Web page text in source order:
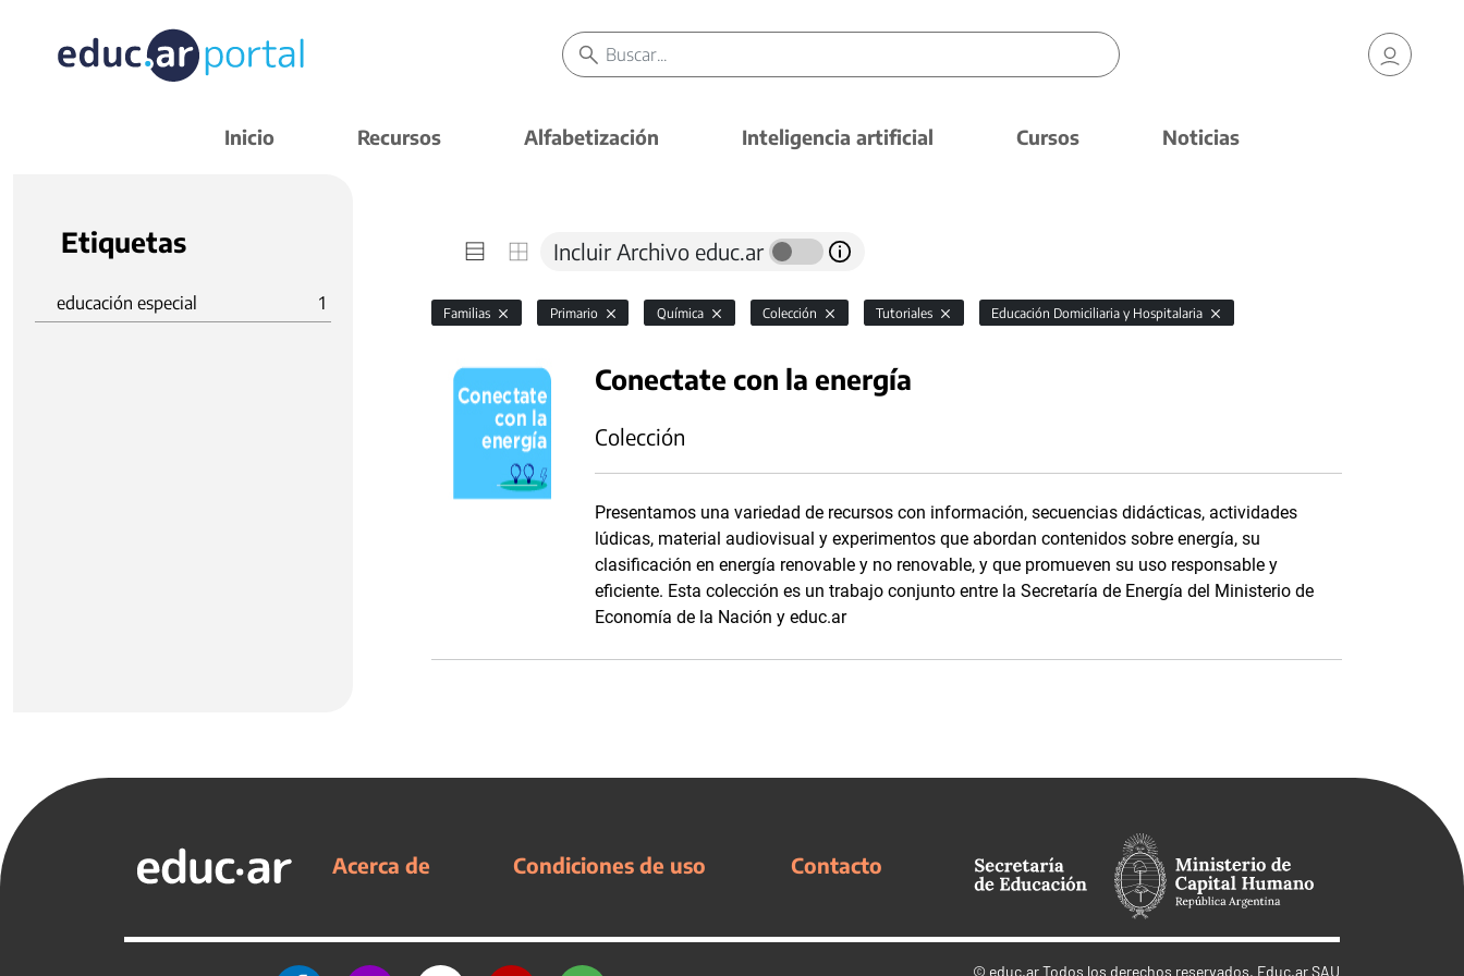
Inicio Recursos Alfabetización Inteligencia artificial Cursos Noticias
Etiquetas
educación especial 1
Incluir Archivo educ.ar
Familias Primario Química Colección Tutoriales Educación Domiciliaria y Hospitalaria
Conectate con la energía
Colección
Presentamos una variedad de recursos con información, secuencias didácticas, actividades
lúdicas, material audiovisual y experimentos que abordan contenidos sobre energía, su
clasificación en energía renovable y no renovable, y que promueven su uso responsable y
eficiente. Esta colección es un trabajo conjunto entre la Secretaría de Energía del Ministerio de
Economía de la Nación y educ.ar
Acerca de Condiciones de uso Contacto
© educ.arTodos los derechos reservados. Educ.ar SAU